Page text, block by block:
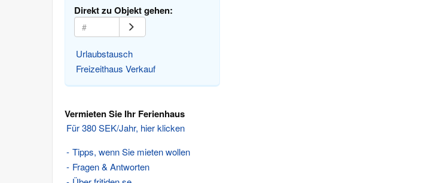
Direkt zu Objekt gehen:
Urlaubstausch
Freizeithaus Verkauf
Vermieten Sie Ihr Ferienhaus
Für 380 SEK/Jahr, hier klicken
Tipps, wenn Sie mieten wollen
Fragen & Antworten